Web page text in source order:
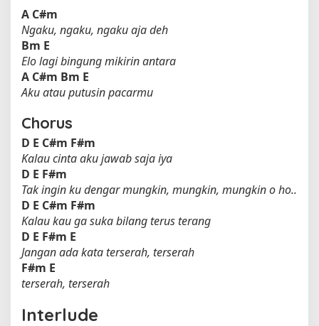
A C#m
Ngaku, ngaku, ngaku aja deh
Bm E
Elo lagi bingung mikirin antara
A C#m Bm E
Aku atau putusin pacarmu
Chorus
D E C#m F#m
Kalau cinta aku jawab saja iya
D E F#m
Tak ingin ku dengar mungkin, mungkin, mungkin o ho..
D E C#m F#m
Kalau kau ga suka bilang terus terang
D E F#m E
Jangan ada kata terserah, terserah
F#m E
terserah, terserah
Interlude